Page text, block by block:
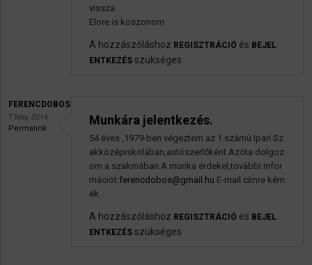
vissza.
Elore is koszonom
A hozzászóláshoz REGISZTRÁCIÓ és BEJEL
ENTKEZÉS szükséges
FERENCDOBOS
7 May 2014
Permalink
Munkára jelentkezés.
54 éves ,1979-ben végeztem az 1.számú Ipari Sz
akközépiskolában,autószerlőként.Azóta dolgoz
om a szakmában.A munka érdekel,további infor
mációt:ferencdobos@gmail.hu E-mail címre kérn
ék.
A hozzászóláshoz REGISZTRÁCIÓ és BEJEL
ENTKEZÉS szükséges